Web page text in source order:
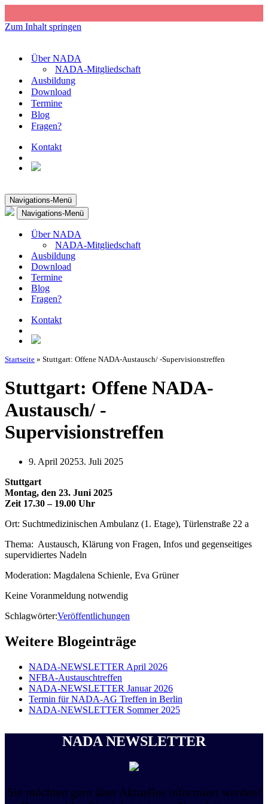
Zum Inhalt springen
Über NADA
NADA-Mitgliedschaft
Ausbildung
Download
Termine
Blog
Fragen?
Kontakt
Navigations-Menü
Navigations-Menü
Über NADA
NADA-Mitgliedschaft
Ausbildung
Download
Termine
Blog
Fragen?
Kontakt
Startseite » Stuttgart: Offene NADA-Austausch/ -Supervisionstreffen
Stuttgart: Offene NADA-
Austausch/ -
Supervisionstreffen
9. April 20253. Juli 2025
Stuttgart
Montag, den 23. Juni 2025
Zeit 17.30 – 19.00 Uhr
Ort: Suchtmedizinischen Ambulanz (1. Etage), Türlenstraße 22 a
Thema: Austausch, Klärung von Fragen, Infos und gegenseitiges
supervidiertes Nadeln
Moderation: Magdalena Schienle, Eva Grüner
Keine Voranmeldung notwendig
Schlagwörter:Veröffentlichungen
Weitere Blogeinträge
NADA-NEWSLETTER April 2026
NFBA-Austauschtreffen
NADA-NEWSLETTER Januar 2026
Termin für NADA-AG Treffen in Berlin
NADA-NEWSLETTER Sommer 2025
NADA NEWSLETTER
Sie möchten gern über Aktuelles informiert werden?